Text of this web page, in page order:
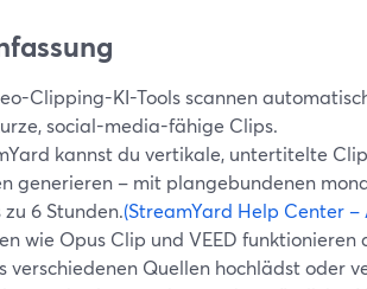
Clipping-KI-Tools scannen
social-media-fähige Clips.
kannst du vertikale, untertitelte
generieren – mit plangebundenen
6 Stunden.(StreamYard Help Center –
wie Opus Clip und VEED
verschiedenen Quellen hochlädst oder